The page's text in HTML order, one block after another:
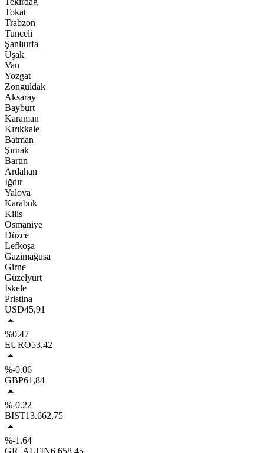
Tokat
Trabzon
Tunceli
Şanlıurfa
Uşak
Van
Yozgat
Zonguldak
Aksaray
Bayburt
Karaman
Kırıkkale
Batman
Şırnak
Bartın
Ardahan
Iğdır
Yalova
Karabük
Kilis
Osmaniye
Düzce
Lefkoşa
Gazimağusa
Girne
Güzelyurt
İskele
Pristina
USD45,91
%0.47
EURO53,42
%-0.06
GBP61,84
%-0.22
BIST13.662,75
%-1.64
GR. ALTIN6.658,45